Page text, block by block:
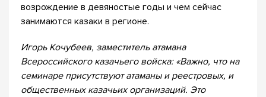
возрождение в девяностые годы и чем сейчас
занимаются казаки в регионе.
Игорь Кочубеев, заместитель атамана
Всероссийского казачьего войска: «Важно, что на
семинаре присутствуют атаманы и реестровых, и
общественных казачьих организаций. Это